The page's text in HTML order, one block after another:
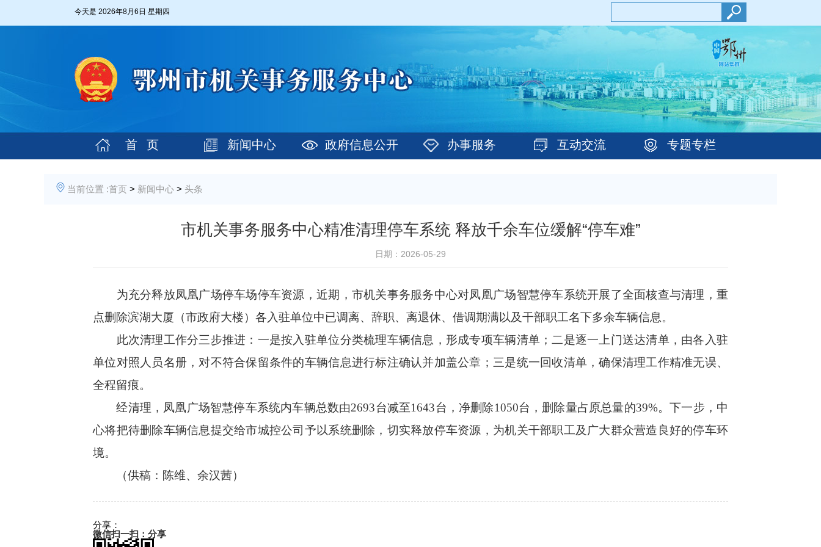
今天是 2026年8月6日 星期四
首 页 新闻中心 政府信息公开 办事服务 互动交流 专题专栏
当前位置 :首页 > 新闻中心 > 头条
市机关事务服务中心精准清理停车系统 释放千余车位缓解“停车难”
日期：2026-05-29
为充分释放凤凰广场停车场停车资源，近期，市机关事务服务中心对凤凰广场智慧停车系统开展了全面核查与清理，重
点删除滨湖大厦（市政府大楼）各入驻单位中已调离、辞职、离退休、借调期满以及干部职工名下多余车辆信息。
此次清理工作分三步推进：一是按入驻单位分类梳理车辆信息，形成专项车辆清单；二是逐一上门送达清单，由各入驻
单位对照人员名册，对不符合保留条件的车辆信息进行标注确认并加盖公章；三是统一回收清单，确保清理工作精准无误、
全程留痕。
经清理，凤凰广场智慧停车系统内车辆总数由2693台减至1643台，净删除1050台，删除量占原总量的39%。下一步，中
心将把待删除车辆信息提交给市城控公司予以系统删除，切实释放停车资源，为机关干部职工及广大群众营造良好的停车环
境。
（供稿：陈维、余汉茜）
分享：
微信扫一扫：分享